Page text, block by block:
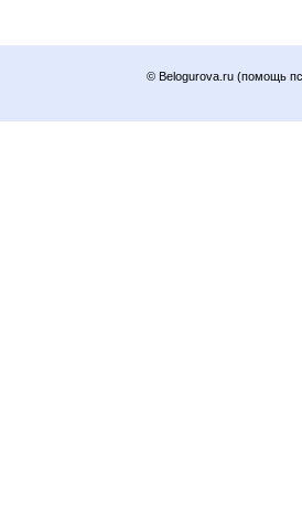
© Belogurova.ru (помощь